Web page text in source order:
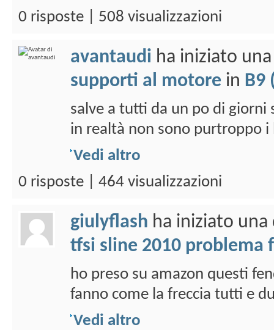
0 risposte | 508 visualizzazioni
avantaudi ha iniziato
supporti al motore in B9
salve a tutti da un po di
in realtà non sono purtroppo
Vedi altro
0 risposte | 464 visualizzazioni
giulyflash ha iniziato
tfsi sline 2010 problema
ho preso su amazon questi
fanno come la freccia tutti e
Vedi altro